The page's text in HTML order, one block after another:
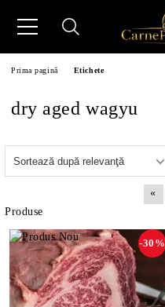
Prima pagină Etichete
dry aged wagyu
«
Produse
-30%